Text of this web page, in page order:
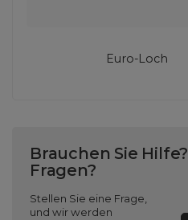
Euro-Loch
Brauchen Sie
Fragen?
Stellen Sie eine Frage,
und wir werden